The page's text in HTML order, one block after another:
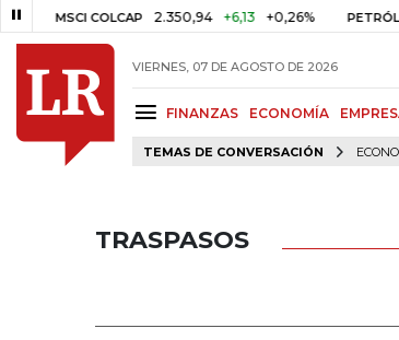
COLCAP 2.350,94 +6,13 +0,26% PETRÓLEO WTI
VIERNES, 07 DE AGOSTO DE 2026
FINANZAS ECONOMÍA
TEMAS DE CONVERSACIÓN
TRASPASOS